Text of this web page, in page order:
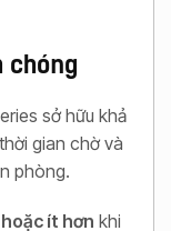
chóng
sở hữu khả
gian chờ và
phòng.
ít hơn khi